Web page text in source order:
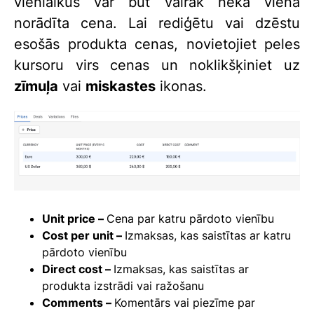
norādīta cena. Lai rediģētu vai dzēstu
esošās produkta cenas, novietojiet peles
kursoru virs cenas un noklikšķiniet uz
zīmuļa vai miskastes ikonas.
Unit price – Cena par katru pārdoto vienību
Cost per unit – Izmaksas, kas saistītas ar katru
pārdoto vienību
Direct cost – Izmaksas, kas saistītas ar
produkta izstrādi vai ražošanu
Comments – Komentārs vai piezīme par